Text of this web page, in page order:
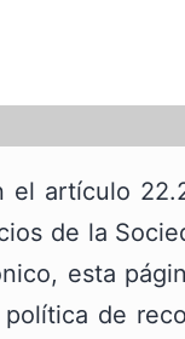
el artículo
de la
esta
de